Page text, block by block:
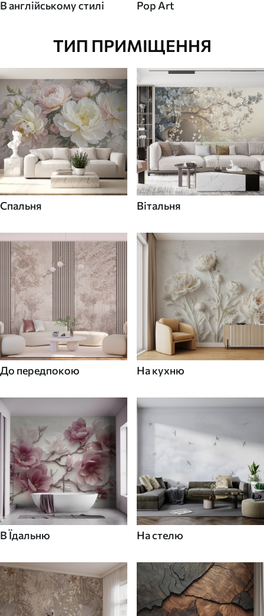
В англійському стилі Pop Art
ТИП ПРИМІЩЕННЯ
Спальня Вітальня
До передпокою На кухню
В Їдальню На стелю